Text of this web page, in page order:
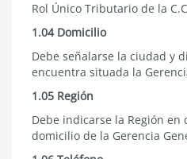
Rol Único Tributario de la
1.04 Domicilio
Debe señalarse la ciudad y
encuentra situada la
1.05 Región
Debe indicarse la Región en
domicilio de la Gerencia